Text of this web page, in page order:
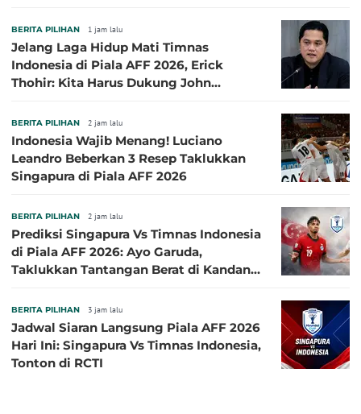
BERITA PILIHAN 1 jam lalu
Jelang Laga Hidup Mati Timnas
Indonesia di Piala AFF 2026, Erick
Thohir: Kita Harus Dukung John
BERITA PILIHAN 2 jam lalu
Indonesia Wajib Menang! Luciano
Leandro Beberkan 3 Resep Taklukkan
Singapura di Piala AFF 2026
BERITA PILIHAN 2 jam lalu
Prediksi Singapura Vs Timnas Indonesia
di Piala AFF 2026: Ayo Garuda,
Taklukkan Tantangan Berat di Kandang
BERITA PILIHAN 3 jam lalu
Jadwal Siaran Langsung Piala AFF 2026
Hari Ini: Singapura Vs Timnas Indonesia,
Tonton di RCTI